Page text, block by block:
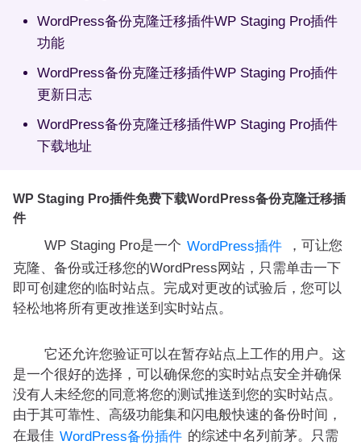
WordPress备份克隆迁移插件WP Staging Pro插件
功能
WordPress备份克隆迁移插件WP Staging Pro插件
更新日志
WordPress备份克隆迁移插件WP Staging Pro插件
下载地址
WP Staging Pro插件免费下载WordPress备份克隆迁移插
件
WP Staging Pro是一个 WordPress插件
，可让您
克隆、备份或迁移您的WordPress网站，只需单击一下
即可创建您的临时站点。完成对更改的试验后，您可以
轻松地将所有更改推送到实时站点。
它还允许您验证可以在暂存站点上工作的用户。这
是一个很好的选择，可以确保您的实时站点安全并确保
没有人未经您的同意将您的测试推送到您的实时站点。
由于其可靠性、高级功能集和闪电般快速的备份时间，
在最佳 WordPress备份插件 的综述中名列前茅。只需